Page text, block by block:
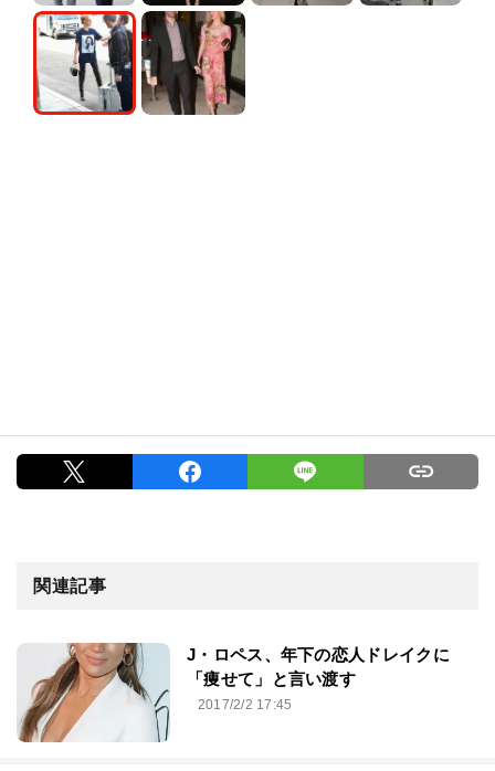
関連記事
J・ロペス、年下の恋人ドレイクに
「痩せて」と言い渡す
2017/2/2 17:45